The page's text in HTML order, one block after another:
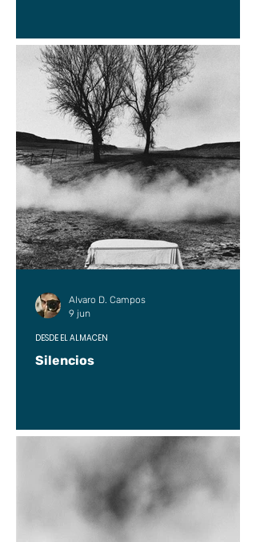
Silencios
DESDE EL ALMACÉN
Alvaro D. Campos
9 jun